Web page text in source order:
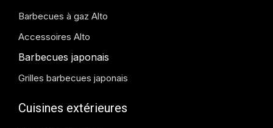
Barbecues à gaz Alto
Accessoires Alto
Barbecues japonais
Grilles barbecues japonais
Cuisines extérieures